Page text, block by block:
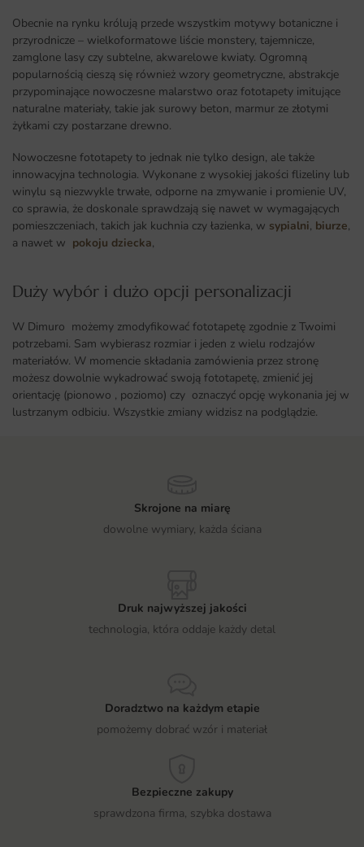
Obecnie na rynku królują przede wszystkim motywy botaniczne i
przyrodnicze – wielkoformatowe liście monstery, tajemnicze,
zamglone lasy czy subtelne, akwarelowe kwiaty. Ogromną
popularnością cieszą się również wzory geometryczne, abstrakcje
przypominające nowoczesne malarstwo oraz fototapety imitujące
naturalne materiały, takie jak surowy beton, marmur ze złotymi
żyłkami czy postarzane drewno.
Nowoczesne fototapety to jednak nie tylko design, ale także
innowacyjna technologia. Wykonane z wysokiej jakości flizeliny lub
winylu są niezwykle trwałe, odporne na zmywanie i promienie UV,
co sprawia, że doskonale sprawdzają się nawet w wymagających
pomieszczeniach, takich jak kuchnia czy łazienka, w sypialni, biurze,
a nawet w pokoju dziecka,
Duży wybór i dużo opcji personalizacji ​
W Dimuro możemy zmodyfikować fototapetę zgodnie z Twoimi
potrzebami. Sam wybierasz rozmiar i jeden z wielu rodzajów
materiałów. W momencie składania zamówienia przez stronę
możesz dowolnie wykadrować swoją fototapetę, zmienić jej
orientację (pionowo , poziomo) czy oznaczyć opcję wykonania jej w
lustrzanym odbiciu. Wszystkie zmiany widzisz na podglądzie.
Skrojone na miarę
dowolne wymiary, każda ściana
Druk najwyższej jakości
technologia, która oddaje każdy detal
Doradztwo na każdym etapie
pomożemy dobrać wzór i materiał
Bezpieczne zakupy
sprawdzona firma, szybka dostawa